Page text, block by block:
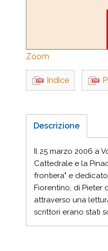
Zoom
Indice
Descrizione
Il 25 marzo 2006 a
Cattedrale e la
frontiera" e
Fiorentino, di Pieter
attraverso una
scrittori erano stati